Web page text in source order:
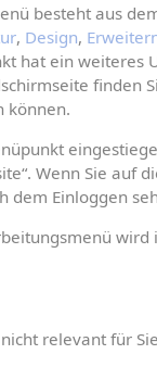
besteht aus
, Design,
hat ein weiteres
finden
können.
Wenn Sie auf
dem Einloggen
relevant für